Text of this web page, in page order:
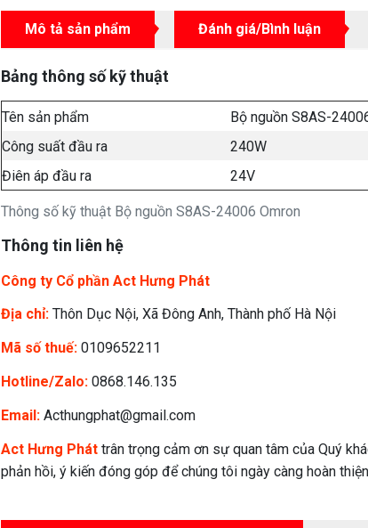
Mô tả sản phẩm Đánh giá/Bình luận
Bảng thông số kỹ thuật
Thông số kỹ thuật Bộ nguồn S8AS-24006 Omron
Tên sản phẩm
Bộ nguồn S8AS-
Công suất đầu ra
240W
Điên áp đầu ra
24V
Thông tin liên hệ
Công ty Cổ phần Act Hưng Phát
Địa chỉ: Thôn Dục Nội, Xã Đông Anh, Thành phố Hà Nội
Mã số thuế: 0109652211
Hotline/Zalo: 0868.146.135
Email: Acthungphat@gmail.com
Act Hưng Phát trân trọng cảm ơn sự quan tâm của Quý
phản hồi, ý kiến đóng góp để chúng tôi ngày càng hoàn